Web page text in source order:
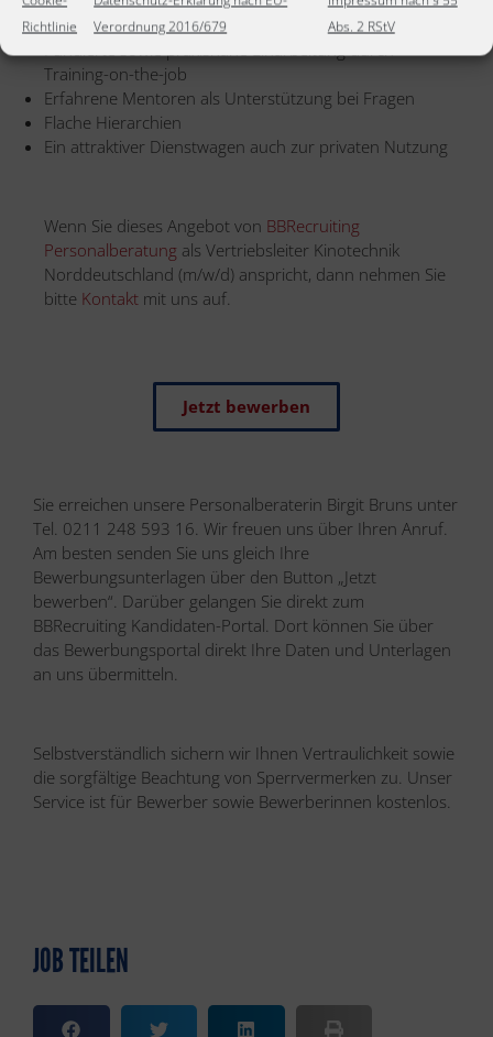
Richtlinie
Verordnung 2016/679
Abs. 2 RStV
Abwechslungsreiche, verantwortungsvolle Aufgaben
Training-on-the-job
Erfahrene Mentoren als Unterstützung bei Fragen
Flache Hierarchien
Ein attraktiver Dienstwagen auch zur privaten Nutzung
Wenn Sie dieses Angebot von BBRecruiting
Personalberatung als Vertriebsleiter Kinotechnik
Norddeutschland (m/w/d) anspricht, dann nehmen Sie
bitte Kontakt mit uns auf.
Jetzt bewerben
Sie erreichen unsere Personalberaterin Birgit Bruns unter
Tel. 0211 248 593 16. Wir freuen uns über Ihren Anruf.
Am besten senden Sie uns gleich Ihre
Bewerbungsunterlagen über den Button „Jetzt
bewerben“. Darüber gelangen Sie direkt zum
BBRecruiting Kandidaten-Portal. Dort können Sie über
das Bewerbungsportal direkt Ihre Daten und Unterlagen
an uns übermitteln.
Selbstverständlich sichern wir Ihnen Vertraulichkeit sowie
die sorgfältige Beachtung von Sperrvermerken zu. Unser
Service ist für Bewerber sowie Bewerberinnen kostenlos.
JOB TEILEN